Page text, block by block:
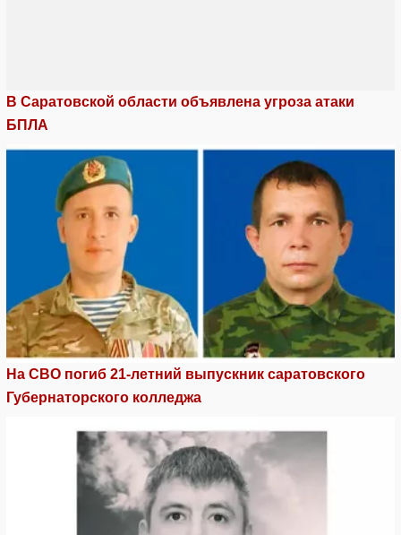
В Саратовской области объявлена угроза атаки
БПЛА
На СВО погиб 21-летний выпускник саратовского
Губернаторского колледжа